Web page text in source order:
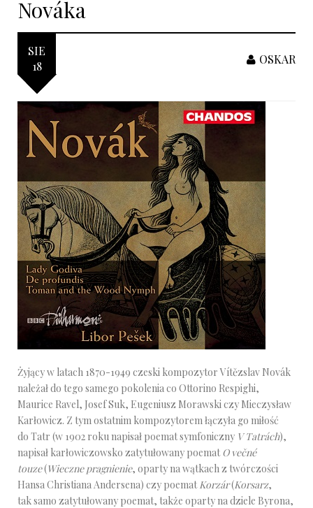
Nováka
SIE
18
OSKAR
Żyjący w latach 1870-1949 czeski kompozytor Vítězslav Novák
należał do tego samego pokolenia co Ottorino Respighi,
Maurice Ravel, Josef Suk, Eugeniusz Morawski czy Mieczysław
Karłowicz. Z tym ostatnim kompozytorem łączyła go miłość
do Tatr (w 1902 roku napisał poemat symfoniczny V Tatrách),
napisał karłowiczowsko zatytułowany poematO večné
touze(Wieczne pragnienie, oparty na wątkach z twórczości
Hansa Christiana Andersena) czy poematKorzár(Korsarz,
tak samo zatytułowany poemat, także oparty na dziele Byrona,